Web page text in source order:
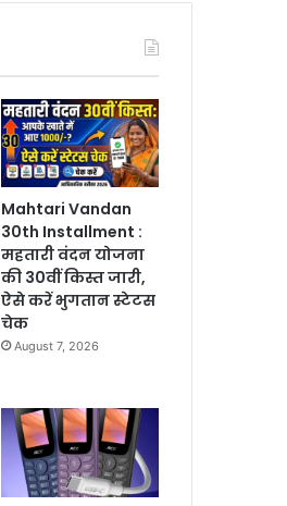
Mahtari Vandan
30th Installment :
महतारी वंदन योजना
की 30वीं किस्त जारी,
ऐसे करें भुगतान स्टेटस
चेक
August 7, 2026